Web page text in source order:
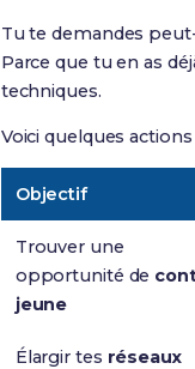
Tu te demandes
Parce que tu en as
techniques.
Voici quelques
Objectif
Trouver une
opportunité de
jeune
Élargir tes réseaux